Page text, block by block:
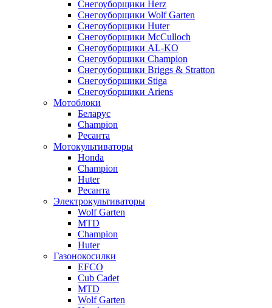
Снегоуборщики Herz
Снегоуборщики Wolf Garten
Снегоуборщики Huter
Снегоуборщики McCulloch
Снегоуборщики AL-KO
Снегоуборщики Champion
Снегоуборщики Briggs & Stratton
Снегоуборщики Stiga
Снегоуборщики Ariens
Мотоблоки
Беларус
Champion
Ресанта
Мотокультиваторы
Honda
Champion
Huter
Ресанта
Электрокультиваторы
Wolf Garten
MTD
Champion
Huter
Газонокосилки
EFCO
Cub Cadet
MTD
Wolf Garten